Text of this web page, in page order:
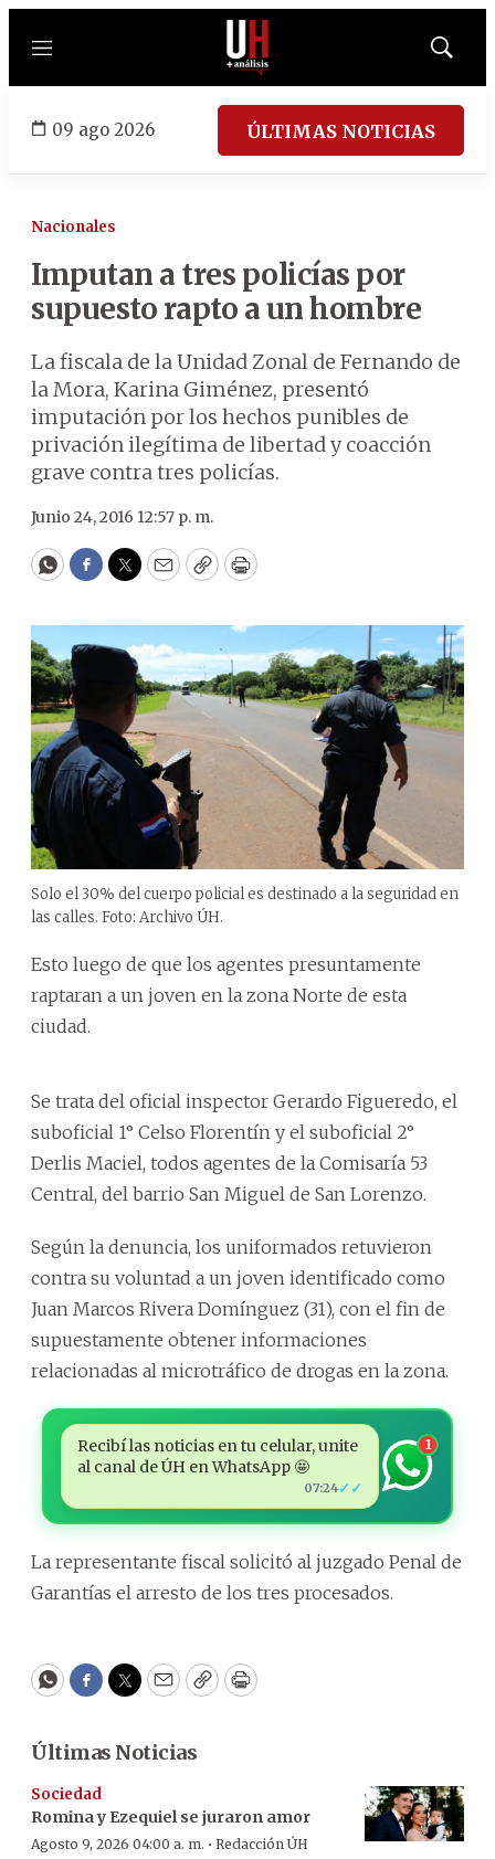
Menú
Mostrar
09 ago 2026 ÚLTIMAS NOTICIAS
Nacionales
Imputan a tres policías por
supuesto rapto a un hombre
La fiscala de la Unidad Zonal de Fernando de
la Mora, Karina Giménez, presentó
imputación por los hechos punibles de
privación ilegítima de libertad y coacción
grave contra tres policías.
Junio 24, 2016 12:57 p. m.
WhatsApp
Facebook
Twitter
EmailCopyPrint
Solo el 30% del cuerpo policial es destinado a la seguridad en
las calles. Foto: Archivo ÚH.
Esto luego de que los agentes presuntamente
raptaran a un joven en la zona Norte de esta
ciudad.
Se trata del oficial inspector Gerardo Figueredo, el
suboficial 1° Celso Florentín y el suboficial 2°
Derlis Maciel, todos agentes de la Comisaría 53
Central, del barrio San Miguel de San Lorenzo.
Según la denuncia, los uniformados retuvieron
contra su voluntad a un joven identificado como
Juan Marcos Rivera Domínguez (31), con el fin de
supuestamente obtener informaciones
relacionadas al microtráfico de drogas en la zona.
Recibí las noticias en tu celular, unite
al canal de ÚH en WhatsApp 🤩
07:24✓✓
1
La representante fiscal solicitó al juzgado Penal de
Garantías el arresto de los tres procesados.
WhatsApp
Facebook
Twitter
EmailCopyPrint
Últimas Noticias
Sociedad
Romina y Ezequiel se juraron amor
Agosto 9, 2026 04:00 a. m. · Redacción ÚH